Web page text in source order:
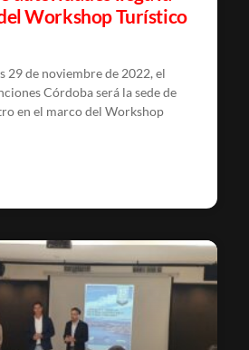
Workshop Turístico
29 de noviembre de 2022, el
Córdoba será la sede de
en el marco del Workshop